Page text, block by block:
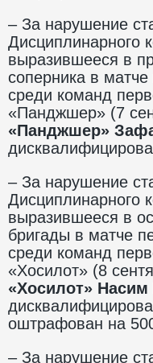
– За нарушение
Дисциплинарного
выразившееся в
соперника в
среди команд
«Панджшер» (7
«Панджшер»
– За нарушение
Дисциплинарного
выразившееся в
бригады в матче
среди команд
«Хосилот» (8
«Хосилот»
оштрафован на
– За нарушение